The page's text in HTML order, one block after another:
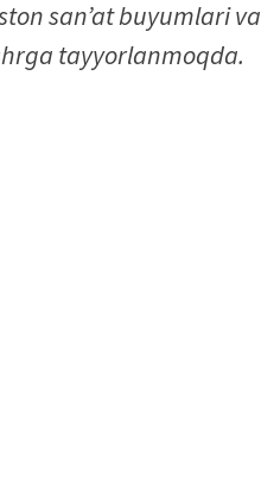
san’at buyumlari va
tayyorlanmoqda.